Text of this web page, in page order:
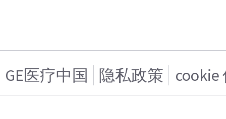
GE医疗中国 隐私政策 cookie